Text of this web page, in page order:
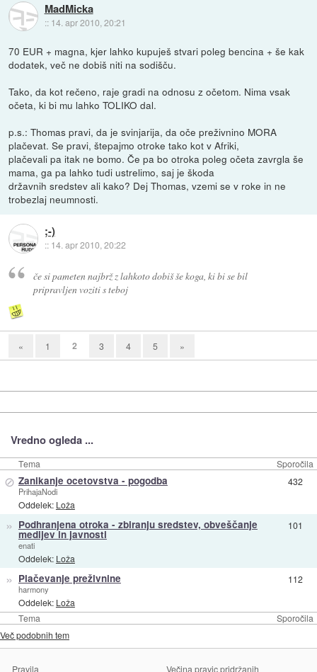
MadMicka
:: 14. apr 2010, 20:21
70 EUR + magna, kjer lahko kupuješ stvari poleg bencina + še kak
dodatek, več ne dobiš niti na sodišču.
Tako, da kot rečeno, raje gradi na odnosu z očetom. Nima vsak
očeta, ki bi mu lahko TOLIKO dal.
p.s.: Thomas pravi, da je svinjarija, da oče preživnino MORA
plačevat. Se pravi, štepajmo otroke tako kot v Afriki,
plačevali pa itak ne bomo. Če pa bo otroka poleg očeta zavrgla še
mama, ga pa lahko tudi ustrelimo, saj je škoda
državnih sredstev ali kako? Dej Thomas, vzemi se v roke in ne
trobezlaj neumnosti.
;-)
:: 14. apr 2010, 20:22
če si pameten najbrž z lahkoto dobiš še koga, ki bi se bil
pripravljen voziti s teboj
« 1 2 3 4 5 »
Vredno ogleda ...
Tema Sporočila
Tema Sporočila
⊘ Zanikanje ocetovstva - pogodba
PrihajaNodi
Oddelek: Loža
432
» Podhranjena otroka - zbiranju sredstev, obveščanje
medijev in javnosti
enati
Oddelek: Loža
101
» Plačevanje preživnine
harmony
Oddelek: Loža
112
Več podobnih tem
Pravila Večina pravic pridržanih